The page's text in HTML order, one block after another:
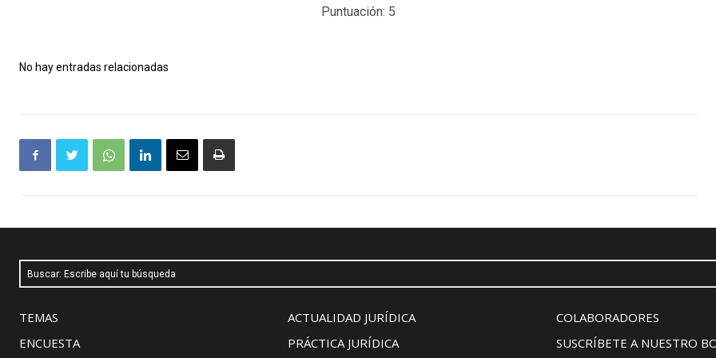
Puntuación: 5
No hay entradas relacionadas
Buscar: Escribe aquí tu búsqueda
TEMAS
ENCUESTA
ACTUALIDAD JURÍDICA
PRÁCTICA JURÍDICA
COLABORADORES
SUSCRÍBETE A NUESTRO